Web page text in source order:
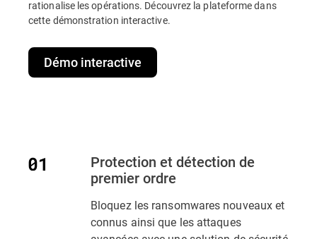
rationalise les opérations. Découvrez la plateforme dans
cette démonstration interactive.
Démo interactive
Protection et détection de
premier ordre
Bloquez les ransomwares nouveaux et
connus ainsi que les attaques